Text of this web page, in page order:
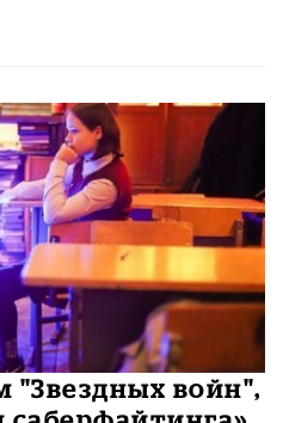
"Звездных войн",